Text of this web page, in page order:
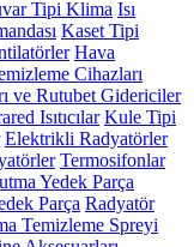
Tipi Klima Isı
Kaset Tipi
Hava
Cihazları
ve Rutubet Gidericiler
Isıtıcılar Kule Tipi
Elektrikli Radyatörler
Termosifonlar
Yedek Parça
Parça Radyatör
Temizleme Spreyi